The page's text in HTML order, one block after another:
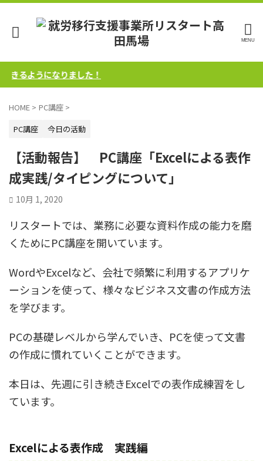
ようになりました！
HOME > PC講座 >
PC講座
今日の活動
【活動報告】 PC講座「Excelによる表作
成実践/タイピングについて」
10月 1, 2020
リスタートでは、業務に必要な資料作成の能力を磨
くためにPC講座を開いています。
WordやExcelなど、会社で頻繁に利用するアプリケ
ーションを使って、様々なビジネス文書の作成方法
を学びます。
PCの基礎レベルから学んでいき、PCを使って文書
の作成に慣れていくことができます。
本日は、先週に引き続きExcelでの表作成練習をし
ています。
Excelによる表作成 実践編